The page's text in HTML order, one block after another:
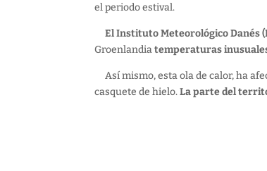
el periodo estival.
El Instituto Meteorológico Danés
Groenlandiatemperaturas
Así mismo, esta ola de calor, ha
casquete de hielo.La parte del